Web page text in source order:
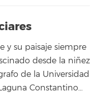
y su paisaje siempre
desde la niñez
de la Universidad
Constantino…